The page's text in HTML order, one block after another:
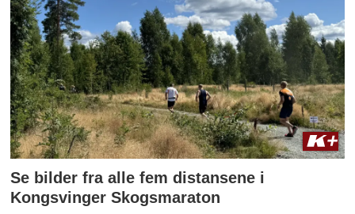
Se bilder fra alle fem distansene i
Kongsvinger Skogsmaraton